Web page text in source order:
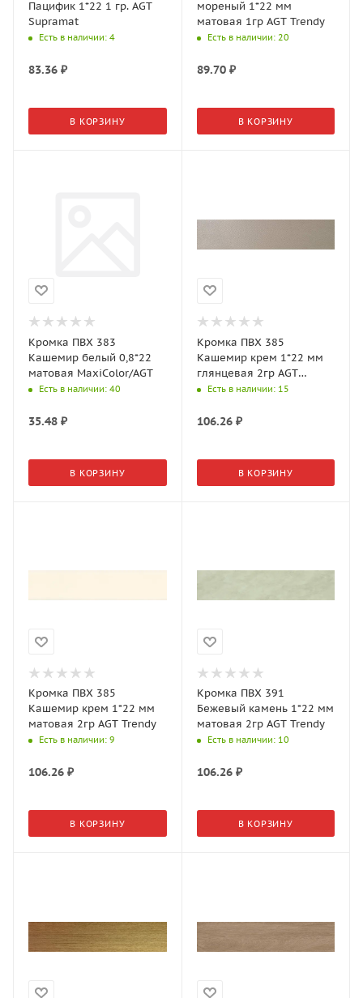
Пацифик 1*22 1 гр. AGT
Supramat
Есть в наличии: 4
83.36 ₽
В КОРЗИНУ
мореный 1*22 мм
матовая 1гр AGT Trendy
Есть в наличии: 20
89.70₽
В КОРЗИНУ
Кромка ПВХ 383
Кашемир белый 0,8*22
матовая MaxiColor/AGT
Есть в наличии: 40
35.48 ₽
В КОРЗИНУ
Кромка ПВХ 385
Кашемир крем 1*22 мм
глянцевая 2гр AGT
Trendy
Есть в наличии: 15
106.26₽
В КОРЗИНУ
Кромка ПВХ 385
Кашемир крем 1*22 мм
матовая 2гр AGT Trendy
Есть в наличии: 9
106.26 ₽
В КОРЗИНУ
Кромка ПВХ 391
Бежевый камень 1*22 мм
матовая 2гр AGT Trendy
Есть в наличии: 10
106.26₽
В КОРЗИНУ